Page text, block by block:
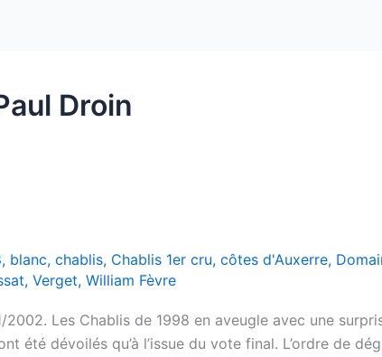
Droin
, blanc, chablis, Chablis 1er cru, côtes d'Auxerre,
, Verget, William Fèvre
2002. Les Chablis de 1998 en aveugle avec une
été dévoilés qu’à l’issue du vote final. L’ordre de